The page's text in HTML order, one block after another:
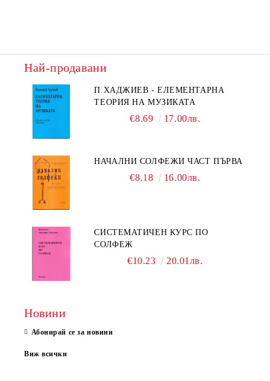
Най-продавани
П.ХАДЖИЕВ - ЕЛЕМЕНТАРНА
ТЕОРИЯ НА МУЗИКАТА
€8.69 17.00лв.
НАЧАЛНИ СОЛФЕЖИ ЧАСТ ПЪРВА
€8.18 16.00лв.
СИСТЕМАТИЧЕН КУРС ПО
СОЛФЕЖ
€10.23 20.01лв.
Новини
Абонирай се за новини
Виж всички